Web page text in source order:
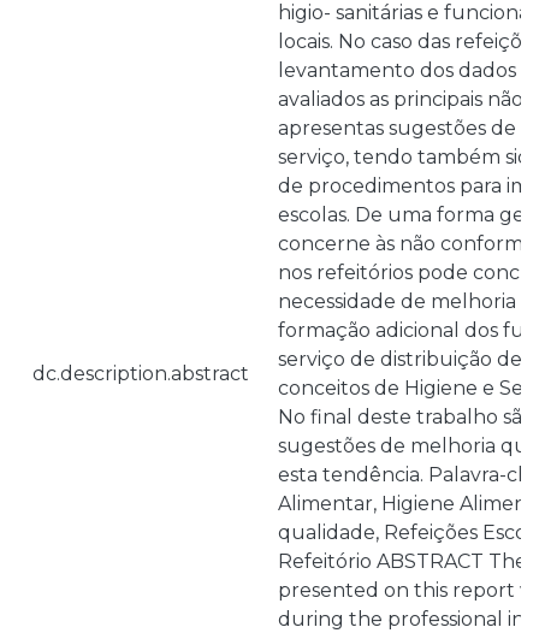
dc.description.abstract
higio- sanitárias e
locais. No caso das
levantamento dos dados
avaliados as principais não
apresentas sugestões de
serviço, tendo também
de procedimentos para
escolas. De uma forma
concerne às não
nos refeitórios pode
necessidade de melhoria
formação adicional dos
serviço de distribuição de
conceitos de Higiene e
No final deste trabalho
sugestões de melhoria
esta tendência. Palavra-
Alimentar, Higiene
qualidade, Refeições
Refeitório ABSTRACT
presented on this report
during the professional